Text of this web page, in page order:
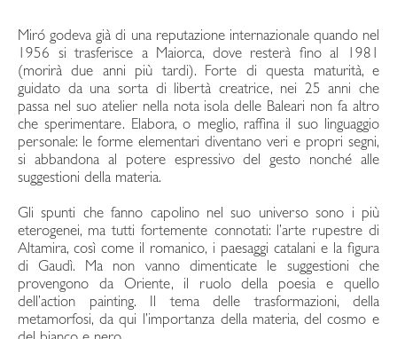
Miró godeva già di una reputazione internazionale quando nel
1956 si trasferisce a Maiorca, dove resterà fino al 1981
(morirà due anni più tardi). Forte di questa maturità, e
guidato da una sorta di libertà creatrice, nei 25 anni che
passa nel suo atelier nella nota isola delle Baleari non fa altro
che sperimentare. Elabora, o meglio, raffina il suo linguaggio
personale: le forme elementari diventano veri e propri segni,
si abbandona al potere espressivo del gesto nonché alle
suggestioni della materia.
Gli spunti che fanno capolino nel suo universo sono i più
eterogenei, ma tutti fortemente connotati: l’arte rupestre di
Altamira, così come il romanico, i paesaggi catalani e la figura
di Gaudì. Ma non vanno dimenticate le suggestioni che
provengono da Oriente, il ruolo della poesia e quello
dell’action painting. Il tema delle trasformazioni, della
metamorfosi, da qui l’importanza della materia, del cosmo e